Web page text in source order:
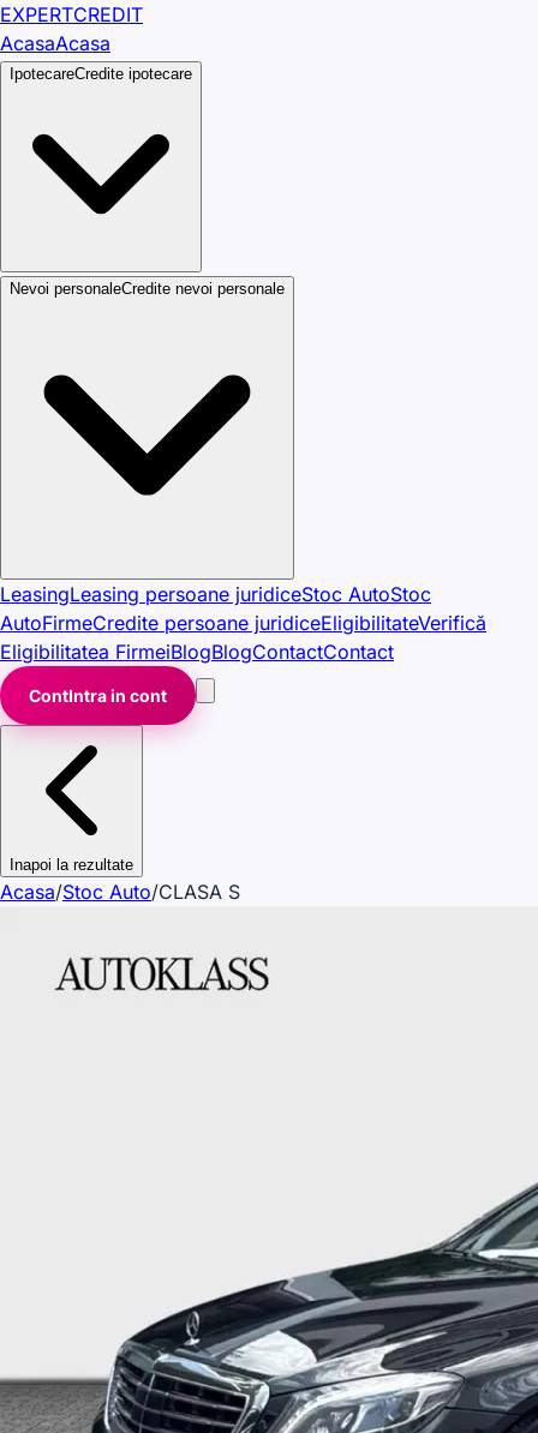
EXPERTCREDIT
AcasaAcasa
IpotecareCredite ipotecare
Nevoi personaleCredite nevoi personale
LeasingLeasing persoane juridiceStoc AutoStoc
AutoFirmeCredite persoane juridiceEligibilitateVerifică
Eligibilitatea FirmeiBlogBlogContactContact
ContIntra in cont
Inapoi la rezultate
Acasa/Stoc Auto/CLASA S